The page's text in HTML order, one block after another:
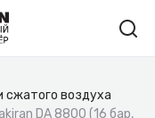
сжатого воздуха
DA 8800 (16 бар,